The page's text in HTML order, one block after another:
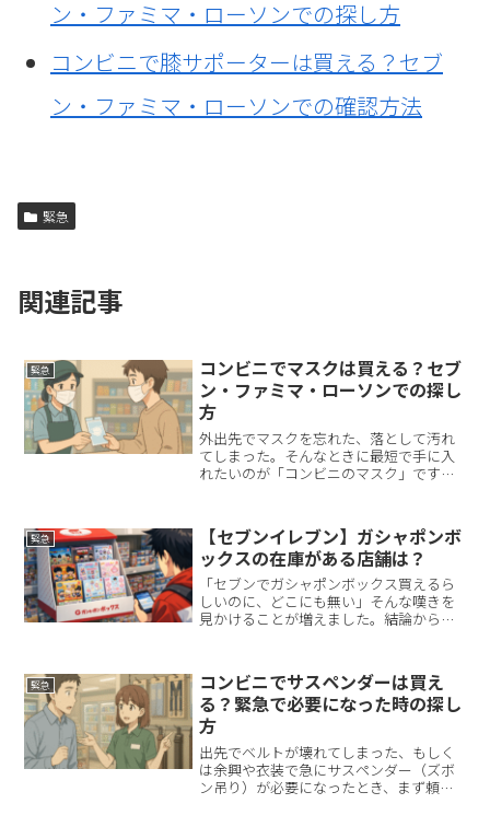
ン・ファミマ・ローソンでの探し方
コンビニで膝サポーターは買える？セブ
ン・ファミマ・ローソンでの確認方法
緊急
関連記事
緊急
コンビニでマスクは買える？セブ
ン・ファミマ・ローソンでの探し
方
外出先でマスクを忘れた、落として汚れ
てしまった。そんなときに最短で手に入
れたいのが「コンビニのマスク」です。
っている店舗が多く、アプリや公式の店
舗検索を使えば最寄り店舗...
緊急
【セブンイレブン】ガシャポンボ
ックスの在庫がある店舗は？
「セブンでガシャポンボックス買えるら
しいのに、どこにも無い」そんな嘆きを
見かけることが増えました。結論から言
商品です。理由はシンプルで、全店一律
の定番棚商品では...
緊急
コンビニでサスペンダーは買え
る？緊急で必要になった時の探し
方
出先でベルトが壊れてしまった、もしく
は余興や衣装で急にサスペンダー（ズボ
ン吊り）が必要になったとき、まず頼り